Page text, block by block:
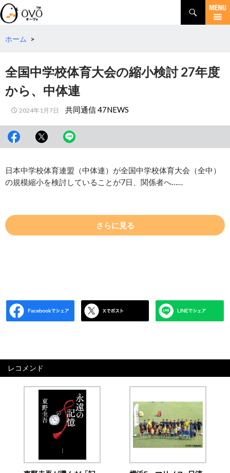
検
索
コ
テ
へ
動
ホーム >
全国中学校体育大会の縮小検討 27年度
から、中体連
2024年1月7日 共同通信 47NEWS
日本中学校体育連盟（中体連）が全国中学校体育大会（全中）
の規模縮小を検討していることが7日、関係者へ……
さらに見る
レコメンド